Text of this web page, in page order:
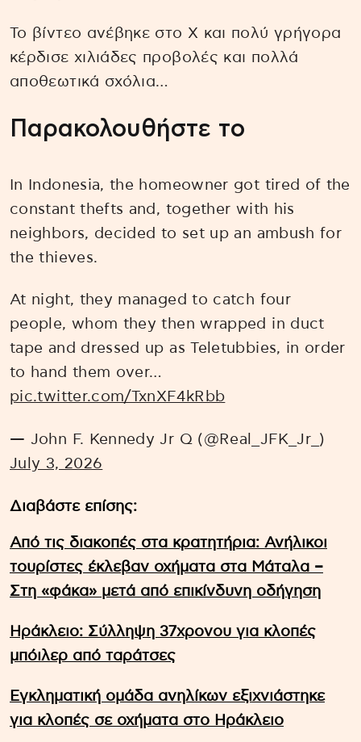
Το βίντεο ανέβηκε στο X και πολύ γρήγορα
κέρδισε χιλιάδες προβολές και πολλά
αποθεωτικά σχόλια…
Παρακολουθήστε το
In Indonesia, the homeowner got tired of the
constant thefts and, together with his
neighbors, decided to set up an ambush for
the thieves.
At night, they managed to catch four
people, whom they then wrapped in duct
tape and dressed up as Teletubbies, in order
to hand them over…
pic.twitter.com/TxnXF4kRbb
— John F. Kennedy Jr Q (@Real_JFK_Jr_)
July 3, 2026
Διαβάστε επίσης:
Από τις διακοπές στα κρατητήρια: Ανήλικοι
τουρίστες έκλεβαν οχήματα στα Μάταλα –
Στη «φάκα» μετά από επικίνδυνη οδήγηση
Ηράκλειο: Σύλληψη 37χρονου για κλοπές
μπόιλερ από ταράτσες
Εγκληματική ομάδα ανηλίκων εξιχνιάστηκε
για κλοπές σε οχήματα στο Ηράκλειο